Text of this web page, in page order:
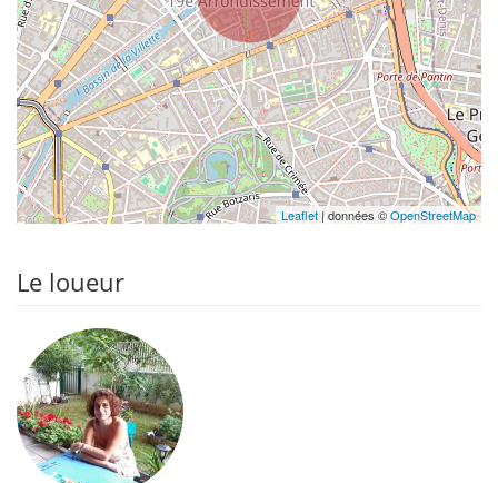
Leaflet| données ©OpenStreetMap
Le loueur